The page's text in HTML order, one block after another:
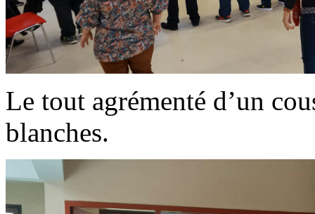
Le tout agrémenté d’un
blanches.